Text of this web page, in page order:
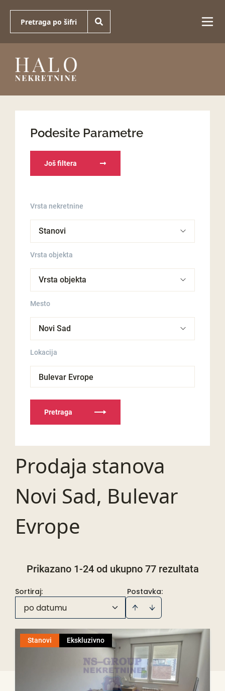
Podesite Parametre
Još filtera
Vrsta nekretnine
Vrsta objekta
Mesto
Lokacija
Bulevar Evrope
Pretraga
Prodaja stanova
Novi Sad, Bulevar
Evrope
Prikazano 1-24 od ukupno 77 rezultata
Postavka:
Sortiraj:
po datumu
Stanovi Ekskluzivno